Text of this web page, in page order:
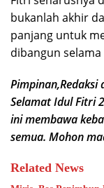
bukanlah akhir
panjang untuk
dibangun selama
Pimpinan,Redaksi
Selamat Idul Fitri
ini membawa
semua. Mohon
Related News